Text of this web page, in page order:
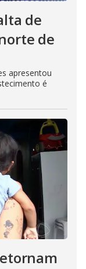
de
de
apresentou
é